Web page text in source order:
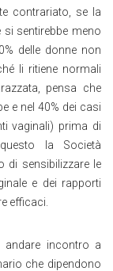
contrariato, se la
sentirebbe meno
delle donne non
li ritiene normali
pensa che
e nel 40% dei casi
vaginali) prima di
la Società
di sensibilizzare le
e dei rapporti
efficaci.
andare incontro a
che dipendono